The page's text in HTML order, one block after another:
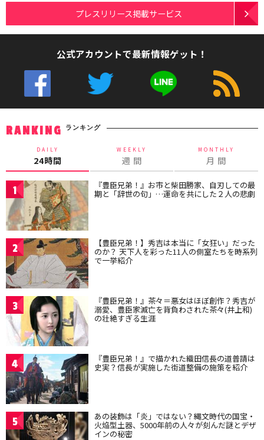
プレスリリース掲載サービス
公式アカウントで最新情報ゲット！
RANKING ランキング
DAILY
24時間
WEEKLY
週 間
MONTHLY
月 間
1 『豊臣兄弟！』お市と柴田勝家、自刃しての最
期と「辞世の句」…運命を共にした２人の悲劇
2 【豊臣兄弟！】秀吉は本当に「女狂い」だった
のか？ 天下人を彩った11人の側室たちを時系列
で一挙紹介
3 『豊臣兄弟！』茶々＝悪女はほぼ創作？秀吉が
溺愛、豊臣家滅亡を背負わされた茶々(井上和)
の壮絶すぎる生涯
4 『豊臣兄弟！』で描かれた織田信長の道普請は
史実？信長が実施した街道整備の施策を紹介
5 あの装飾は「炎」ではない？縄文時代の国宝・
火焔型土器、5000年前の人々が刻んだ謎とデザ
インの秘密